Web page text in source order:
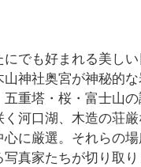
でも好まれる美し
神社奥宮が神秘的
重塔・桜・富士山
河口湖、木造の荘
に厳選。それらの
真家たちが切り取